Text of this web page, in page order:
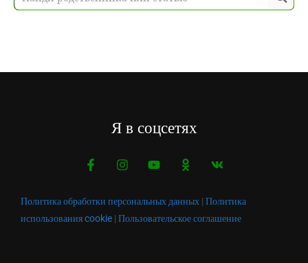
Я в соцсетях
Политика обработки персональных данных | Политика
использования cookie | Пользовательское соглашение